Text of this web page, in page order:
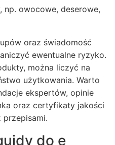
np. owocowe, deserowe,
oraz świadomość
ewentualne ryzyko.
można liczyć na
użytkowania. Warto
ekspertów, opinie
oraz certyfikaty jakości
do e